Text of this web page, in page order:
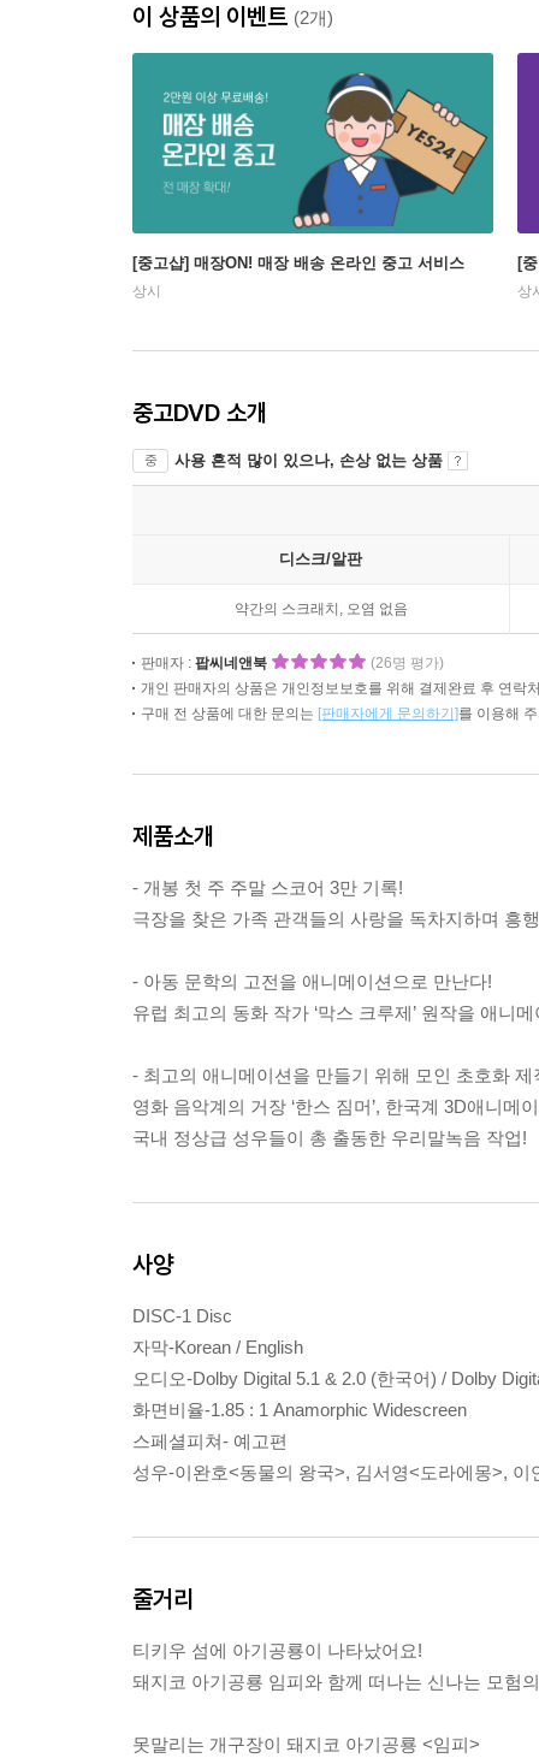
이 상품의 이벤트 (2개)
[중고샵] 매장ON! 매장 배송 온라인 중고 서비스
상시
[
상
중고DVD 소개
중 사용 흔적 많이 있으나, 손상 없는 상품
디스크/알판
약간의 스크래치, 오염 없음
판매자 : 팝씨네앤북
(26명 평가)
개인 판매자의 상품은 개인정보보호를 위해 결제완료 후 연락
구매 전 상품에 대한 문의는 [판매자에게 문의하기]를 이용해
제품소개
- 개봉 첫 주 주말 스코어 3만 기록!
극장을 찾은 가족 관객들의 사랑을 독차지하며 흥
- 아동 문학의 고전을 애니메이션으로 만난다!
유럽 최고의 동화 작가 ‘막스 크루제’ 원작을 애니
- 최고의 애니메이션을 만들기 위해 모인 초호화 제
영화 음악계의 거장 ‘한스 짐머’, 한국계 3D애니메이
국내 정상급 성우들이 총 출동한 우리말녹음 작업!
사양
DISC-1 Disc
자막-Korean / English
오디오-Dolby Digital 5.1 & 2.0 (한국어) / Dolby
화면비율-1.85 : 1 Anamorphic Widescreen
스페셜피쳐- 예고편
성우-이완호<동물의 왕국>, 김서영<도라에몽>, 이
줄거리
티키우 섬에 아기공룡이 나타났어요!
돼지코 아기공룡 임피와 함께 떠나는 신나는 모험
못말리는 개구장이 돼지코 아기공룡 <임피>